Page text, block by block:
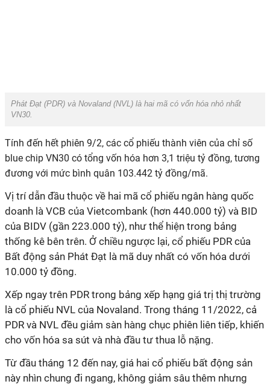
Phát Đạt (PDR) và Novaland (NVL) là hai mã có vốn hóa nhỏ nhất
VN30.
Tính đến hết phiên 9/2, các cổ phiếu thành viên của chỉ số
blue chip VN30 có tổng vốn hóa hơn 3,1 triệu tỷ đồng, tương
đương với mức bình quân 103.442 tỷ đồng/mã.
Vị trí dẫn đầu thuộc về hai mã cổ phiếu ngân hàng quốc
doanh là VCB của Vietcombank (hơn 440.000 tỷ) và BID
của BIDV (gần 223.000 tỷ), như thể hiện trong bảng
thống kê bên trên. Ở chiều ngược lại, cổ phiếu PDR của
Bất động sản Phát Đạt là mã duy nhất có vốn hóa dưới
10.000 tỷ đồng.
Xếp ngay trên PDR trong bảng xếp hạng giá trị thị trường
là cổ phiếu NVL của Novaland. Trong tháng 11/2022, cả
PDR và NVL đều giảm sàn hàng chục phiên liên tiếp, khiến
cho vốn hóa sa sút và nhà đầu tư thua lỗ nặng.
Từ đầu tháng 12 đến nay, giá hai cổ phiếu bất động sản
này nhìn chung đi ngang, không giảm sâu thêm nhưng